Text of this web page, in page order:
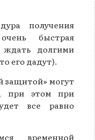
получения
быстрая
долгими
его дадут).
защитой» могут
при этом при
все равно
временной